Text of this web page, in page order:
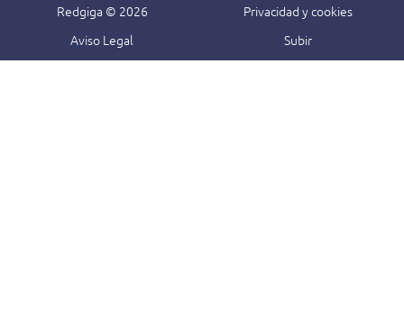
Redgiga © 2026
Privacidad y cookies
Aviso Legal
Subir